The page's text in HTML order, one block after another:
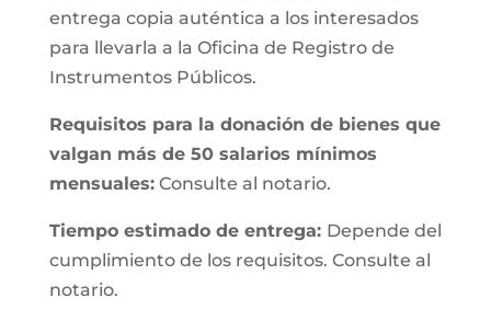
entrega copia auténtica a los interesados
para llevarla a la Oficina de Registro de
Instrumentos Públicos.
Requisitos para la donación de bienes que
valgan más de 50 salarios mínimos
mensuales:Consulte al notario.
Tiempo estimado de entrega: Depende del
cumplimiento de los requisitos. Consulte al
notario.